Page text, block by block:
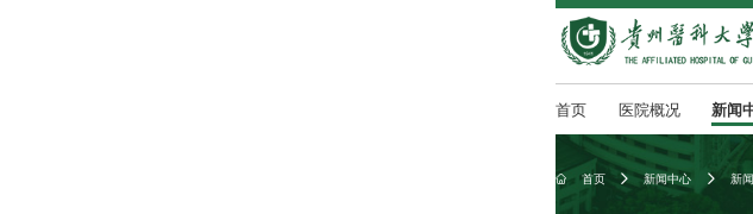
首页 医院概况 新闻
 首页  新闻中心  新